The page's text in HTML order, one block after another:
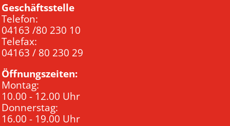
Geschäftsstelle
Telefon:
04163 /80 230 10
Telefax:
04163 / 80 230 29
Öffnungszeiten:
Montag:
10.00 - 12.00 Uhr
Donnerstag:
16.00 - 19.00 Uhr